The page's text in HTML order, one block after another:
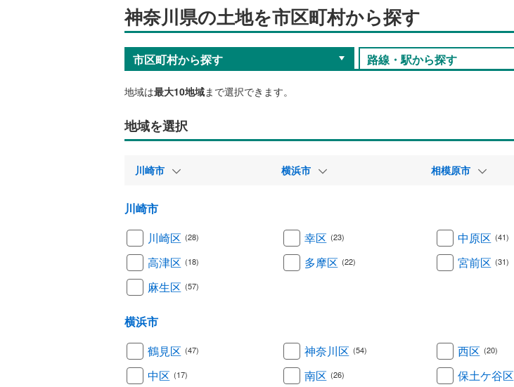
神奈川県の土地を市区町村から探す
市区町村から探す 路線・駅から探す
地域は最大10地域まで選択できます。
地域を選択
川崎市 横浜市 相模原市
川崎市
川崎区 (28) 幸区 (23) 中原区 (41)
高津区 (18) 多摩区 (22) 宮前区 (31)
麻生区 (57)
横浜市
鶴見区 (47) 神奈川区 (54) 西区 (20)
中区 (17) 南区 (26) 保土ケ谷区